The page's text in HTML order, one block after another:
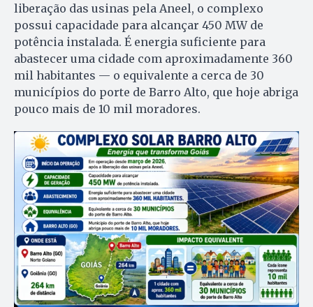
liberação das usinas pela Aneel, o complexo
possui capacidade para alcançar 450 MW de
potência instalada. É energia suficiente para
abastecer uma cidade com aproximadamente 360
mil habitantes — o equivalente a cerca de 30
municípios do porte de Barro Alto, que hoje abriga
pouco mais de 10 mil moradores.